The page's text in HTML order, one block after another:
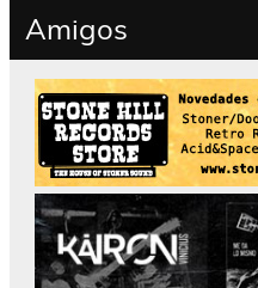
Amigos